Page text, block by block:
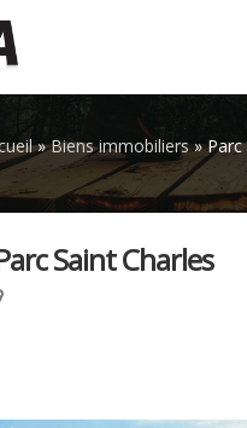
»Biens immobiliers»Parc
Saint Charles